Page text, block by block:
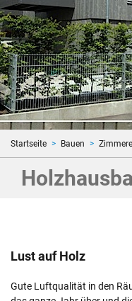
Startseite Bauen
Lust auf Holz
Gute Luftqualität in den